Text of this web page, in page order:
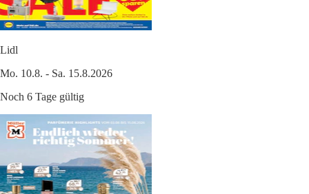
Lidl
Mo. 10.8. - Sa. 15.8.2026
Noch 6 Tage gültig